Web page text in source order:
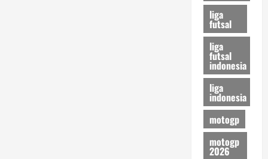
liga
futsal
liga
futsal
indonesia
liga
indonesia
motogp
motogp
2026